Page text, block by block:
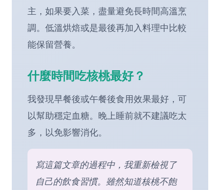
主，如果要入菜，盡量避免長時間高溫烹
調。低溫烘焙或是最後再加入料理中比較
能保留營養。
什麼時間吃核桃最好？
我發現早餐後或午餐後食用效果最好，可
以幫助穩定血糖。晚上睡前就不建議吃太
多，以免影響消化。
寫這篇文章的過程中，我重新檢視了
自己的飲食習慣。雖然知道核桃不飽